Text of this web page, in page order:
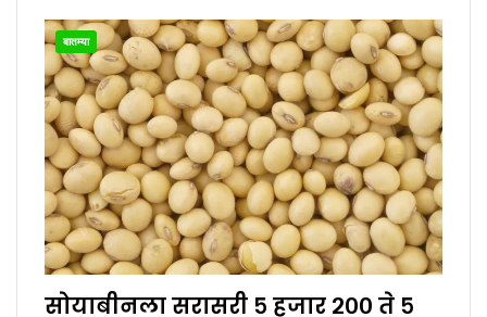
बातम्या
सोयाबीनला सरासरी ५ हजार २०० ते ५